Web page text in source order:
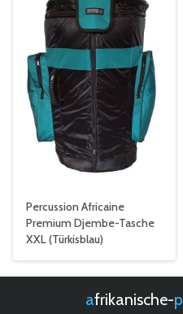
Percussion Africaine
Premium Djembe-Tasche
XXL (Türkisblau)
afrikanische-